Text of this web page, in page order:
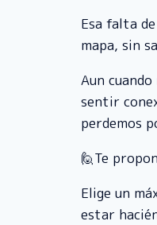
Esa falta
mapa, sin
Aun
sentir
perdemos
🙋Te
Elige un
estar